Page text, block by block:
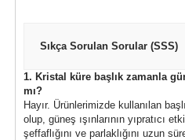
Sıkça Sorulan Sorular (SSS)
1. Kristal küre başlık zamanla
mı?
Hayır. Ürünlerimizde kullanılan
olup, güneş ışınlarının yıpratıcı
şeffaflığını ve parlaklığını uzun